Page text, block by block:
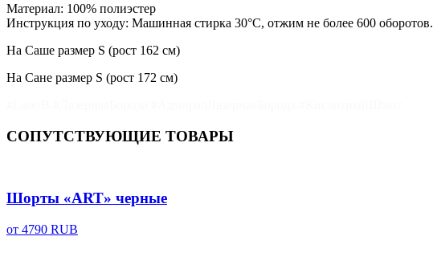
Материал: 100% полиэстер
Инструкция по уходу: Машинная стирка 30°С, отжим не более 600 оборотов.
На Саше размер S (рост 162 см)
На Сане размер S (рост 172 см)
СОПУТСТВУЮЩИЕ ТОВАРЫ
Шорты «ART» черные
от 4790 RUB